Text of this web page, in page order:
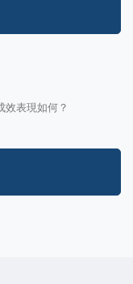
表現如何？